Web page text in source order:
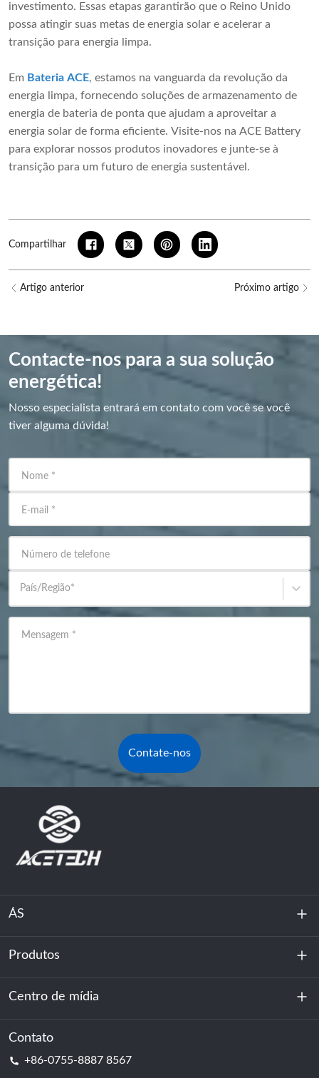
investimento. Essas etapas garantirão que o Reino Unido
possa atingir suas metas de energia solar e acelerar a
transição para energia limpa.
Em Bateria ACE, estamos na vanguarda da revolução da
energia limpa, fornecendo soluções de armazenamento de
energia de bateria de ponta que ajudam a aproveitar a
energia solar de forma eficiente. Visite-nos na ACE Battery
para explorar nossos produtos inovadores e junte-se à
transição para um futuro de energia sustentável.
Compartilhar
Artigo anterior Próximo artigo
Contacte-nos para a sua solução
energética!
Nosso especialista entrará em contato com você se você
tiver alguma dúvida!
Nome *
E-mail *
Número de telefone
País/Região*
Mensagem *
Contate-nos
ÁS
Sobre nós
Sustentabilidade
Produtos
Armazenamento de energia
Centro de dados e sala de servidores
Centro de mídia
Notícias
Contato
+86-0755-8887 8567